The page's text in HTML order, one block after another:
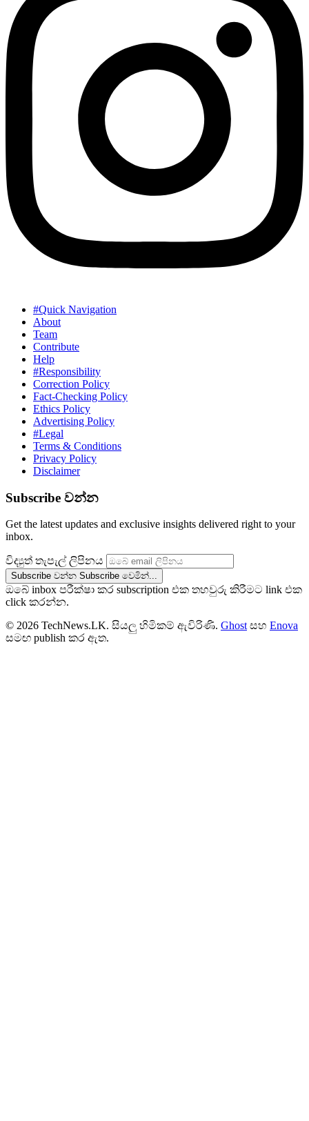
#Quick Navigation
About
Team
Contribute
Help
#Responsibility
Correction Policy
Fact-Checking Policy
Ethics Policy
Advertising Policy
#Legal
Terms & Conditions
Privacy Policy
Disclaimer
Subscribe වන්න
Get the latest updates and exclusive insights delivered right to your
inbox.
විද්‍යුත් තැපැල් ලිපිනය
Subscribe වන්න Subscribe වෙමින්...
ඔබේ inbox පරීක්ෂා කර subscription එක තහවුරු කිරීමට link එක
click කරන්න.
© 2026 TechNews.LK. සියලු හිමිකම් ඇවිරිණි. Ghost සහ Enova
සමඟ publish කර ඇත.